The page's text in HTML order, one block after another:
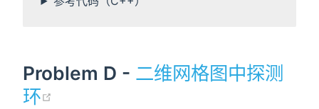
Problem D - 二维网格图中探测
环